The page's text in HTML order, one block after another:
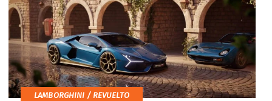
LAMBORGHINI / REVUELTO